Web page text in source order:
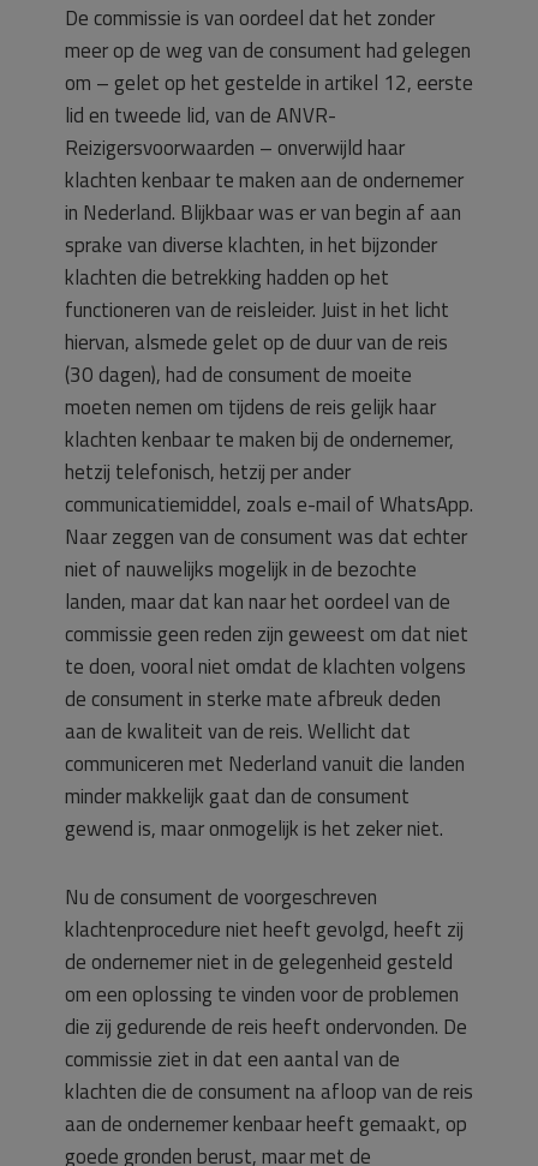
De commissie is van oordeel dat het zonder
meer op de weg van de consument had gelegen
om – gelet op het gestelde in artikel 12, eerste
lid en tweede lid, van de ANVR-
Reizigersvoorwaarden – onverwijld haar
klachten kenbaar te maken aan de ondernemer
in Nederland. Blijkbaar was er van begin af aan
sprake van diverse klachten, in het bijzonder
klachten die betrekking hadden op het
functioneren van de reisleider. Juist in het licht
hiervan, alsmede gelet op de duur van de reis
(30 dagen), had de consument de moeite
moeten nemen om tijdens de reis gelijk haar
klachten kenbaar te maken bij de ondernemer,
hetzij telefonisch, hetzij per ander
communicatiemiddel, zoals e-mail of WhatsApp.
Naar zeggen van de consument was dat echter
niet of nauwelijks mogelijk in de bezochte
landen, maar dat kan naar het oordeel van de
commissie geen reden zijn geweest om dat niet
te doen, vooral niet omdat de klachten volgens
de consument in sterke mate afbreuk deden
aan de kwaliteit van de reis. Wellicht dat
communiceren met Nederland vanuit die landen
minder makkelijk gaat dan de consument
gewend is, maar onmogelijk is het zeker niet.
Nu de consument de voorgeschreven
klachtenprocedure niet heeft gevolgd, heeft zij
de ondernemer niet in de gelegenheid gesteld
om een oplossing te vinden voor de problemen
die zij gedurende de reis heeft ondervonden. De
commissie ziet in dat een aantal van de
klachten die de consument na afloop van de reis
aan de ondernemer kenbaar heeft gemaakt, op
goede gronden berust, maar met de